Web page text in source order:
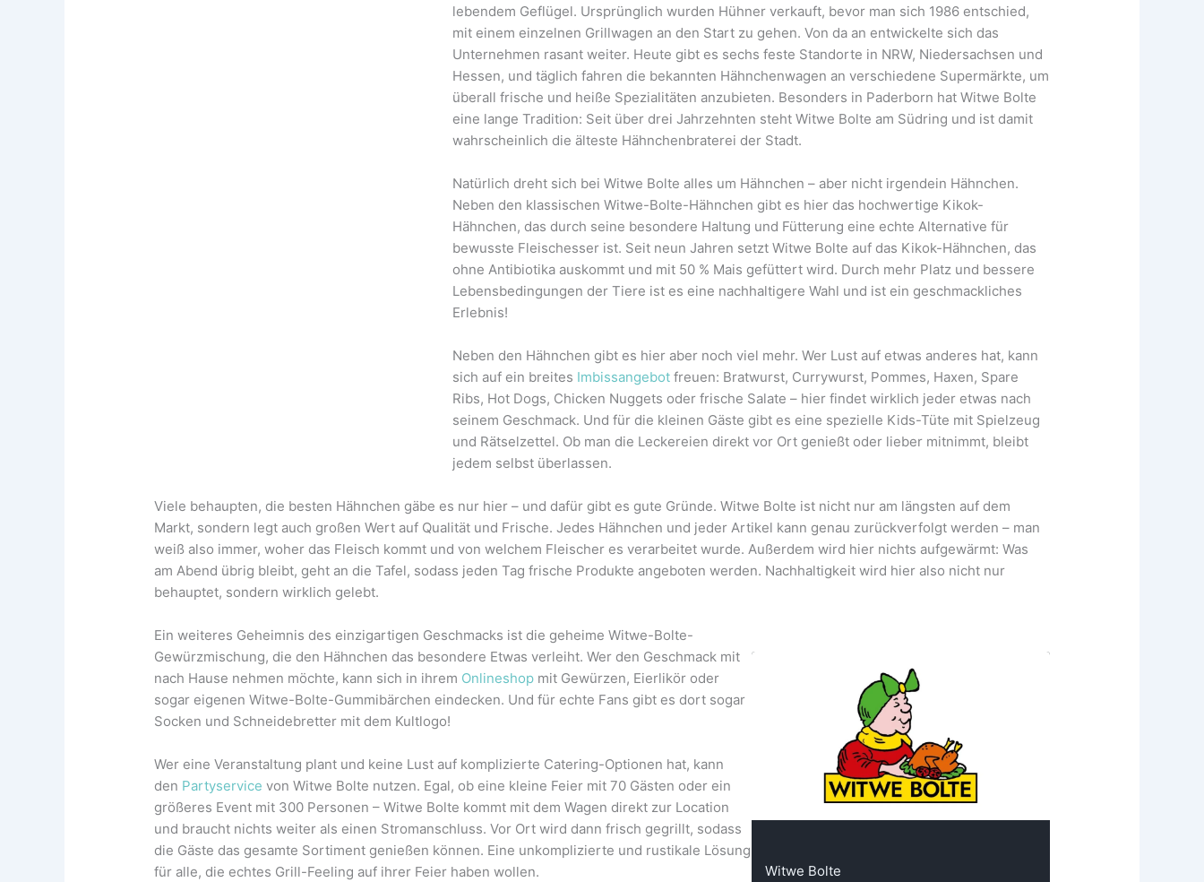
lebendem Geflügel. Ursprünglich wurden Hühner verkauft, bevor man sich 1986 entschied,
mit einem einzelnen Grillwagen an den Start zu gehen. Von da an entwickelte sich das
Unternehmen rasant weiter. Heute gibt es sechs feste Standorte in NRW, Niedersachsen und
Hessen, und täglich fahren die bekannten Hähnchenwagen an verschiedene Supermärkte, um
überall frische und heiße Spezialitäten anzubieten. Besonders in Paderborn hat Witwe Bolte
eine lange Tradition: Seit über drei Jahrzehnten steht Witwe Bolte am Südring und ist damit
wahrscheinlich die älteste Hähnchenbraterei der Stadt.
Natürlich dreht sich bei Witwe Bolte alles um Hähnchen – aber nicht irgendein Hähnchen.
Neben den klassischen Witwe-Bolte-Hähnchen gibt es hier das hochwertige Kikok-
Hähnchen, das durch seine besondere Haltung und Fütterung eine echte Alternative für
bewusste Fleischesser ist. Seit neun Jahren setzt Witwe Bolte auf das Kikok-Hähnchen, das
ohne Antibiotika auskommt und mit 50 % Mais gefüttert wird. Durch mehr Platz und bessere
Lebensbedingungen der Tiere ist es eine nachhaltigere Wahl und ist ein geschmackliches
Erlebnis!
Neben den Hähnchen gibt es hier aber noch viel mehr. Wer Lust auf etwas anderes hat, kann
sich auf ein breites Imbissangebot freuen: Bratwurst, Currywurst, Pommes, Haxen, Spare
Ribs, Hot Dogs, Chicken Nuggets oder frische Salate – hier findet wirklich jeder etwas nach
seinem Geschmack. Und für die kleinen Gäste gibt es eine spezielle Kids-Tüte mit Spielzeug
und Rätselzettel. Ob man die Leckereien direkt vor Ort genießt oder lieber mitnimmt, bleibt
jedem selbst überlassen.
Viele behaupten, die besten Hähnchen gäbe es nur hier – und dafür gibt es gute Gründe. Witwe Bolte ist nicht nur am längsten auf dem
Markt, sondern legt auch großen Wert auf Qualität und Frische. Jedes Hähnchen und jeder Artikel kann genau zurückverfolgt werden – man
weiß also immer, woher das Fleisch kommt und von welchem Fleischer es verarbeitet wurde. Außerdem wird hier nichts aufgewärmt: Was
am Abend übrig bleibt, geht an die Tafel, sodass jeden Tag frische Produkte angeboten werden. Nachhaltigkeit wird hier also nicht nur
behauptet, sondern wirklich gelebt.
Ein weiteres Geheimnis des einzigartigen Geschmacks ist die geheime Witwe-Bolte-
Gewürzmischung, die den Hähnchen das besondere Etwas verleiht. Wer den Geschmack mit
nach Hause nehmen möchte, kann sich in ihrem Onlineshop mit Gewürzen, Eierlikör oder
sogar eigenen Witwe-Bolte-Gummibärchen eindecken. Und für echte Fans gibt es dort sogar
Socken und Schneidebretter mit dem Kultlogo!
Wer eine Veranstaltung plant und keine Lust auf komplizierte Catering-Optionen hat, kann
den Partyservice von Witwe Bolte nutzen. Egal, ob eine kleine Feier mit 70 Gästen oder ein
größeres Event mit 300 Personen – Witwe Bolte kommt mit dem Wagen direkt zur Location
und braucht nichts weiter als einen Stromanschluss. Vor Ort wird dann frisch gegrillt, sodass
die Gäste das gesamte Sortiment genießen können. Eine unkomplizierte und rustikale Lösung
für alle, die echtes Grill-Feeling auf ihrer Feier haben wollen.
Witwe Bolte